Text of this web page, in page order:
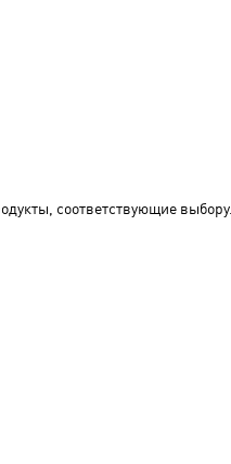
соответствующие выбору.